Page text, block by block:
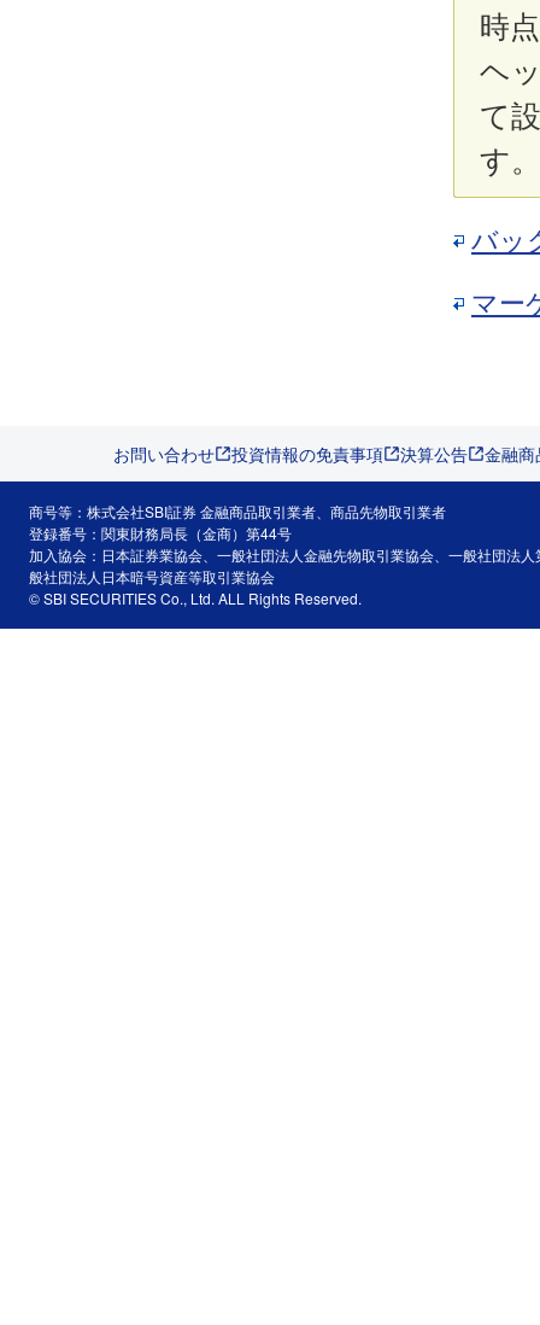
時
ヘ
て
す。
バッ
マー
お問い合わせ 投資情報の免責事項 決算公告 金融
商号等：株式会社SBI証券 金融商品取引業者、商品先物取引業者
登録番号：関東財務局長（金商）第44号
加入協会：日本証券業協会、一般社団法人金融先物取引業協会、一般社団法
般社団法人日本暗号資産等取引業協会
© SBI SECURITIES Co., Ltd. ALL Rights Reserved.